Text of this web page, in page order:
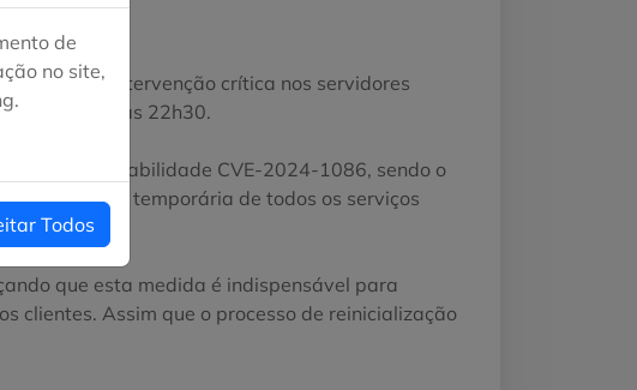
uma intervenção crítica nos servidores
para as 22h30.
com a vulnerabilidade CVE-2024-1086, sendo o
interrupção temporária de todos os serviços
que esta medida é indispensável para
clientes. Assim que o processo de reinicialização
de
no site,
Todos